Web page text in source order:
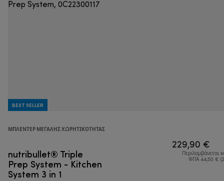
BEST SELLER
ΜΠΛΈΝΤΕΡ ΜΕΓΆΛΗΣ ΧΩΡΗΤΙΚΌΤΗΤΑΣ
nutribullet® Triple
Prep System - Kitchen
System 3 in 1
229,90 €
Περιλαμβάνεται
ΦΠΑ 44,50 €